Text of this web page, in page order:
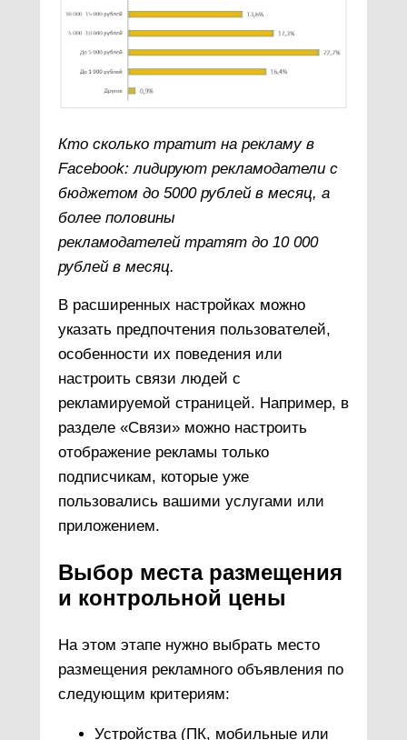
Кто сколько тратит на рекламу в
Facebook: лидируют рекламодатели с
бюджетом до 5000 рублей в месяц, а
более половины
рекламодателей тратят до 10 000
рублей в месяц.
В расширенных настройках можно
указать предпочтения пользователей,
особенности их поведения или
настроить связи людей с
рекламируемой страницей. Например, в
разделе «Связи» можно настроить
отображение рекламы только
подписчикам, которые уже
пользовались вашими услугами или
приложением.
Выбор места размещения
и контрольной цены
На этом этапе нужно выбрать место
размещения рекламного объявления по
следующим критериям:
Устройства (ПК, мобильные или